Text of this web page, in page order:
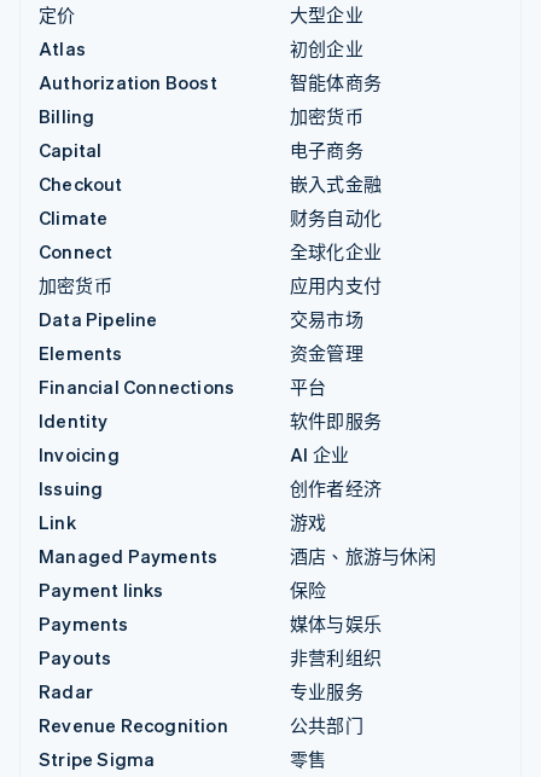
定价
Atlas
Authorization Boost
Billing
Capital
Checkout
Climate
Connect
加密货币
Data Pipeline
Elements
Financial Connections
Identity
Invoicing
Issuing
Link
Managed Payments
Payment links
Payments
Payouts
Radar
Revenue Recognition
Stripe Sigma
大型企业
初创企业
智能体商务
加密货币
电子商务
嵌入式金融
财务自动化
全球化企业
应用内支付
交易市场
资金管理
平台
软件即服务
AI 企业
创作者经济
游戏
酒店、旅游与休闲
保险
媒体与娱乐
非营利组织
专业服务
公共部门
零售